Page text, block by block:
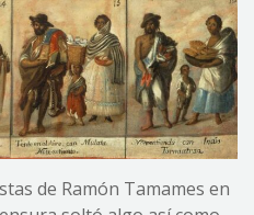
de Ramón Tamames en